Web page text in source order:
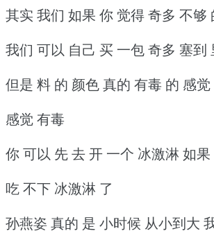
其实 我们 如果 你 觉得 奇多 不够
我们 可以 自己 买 一包 奇多 塞到
但是 料 的 颜色 真的 有毒 的 感
感觉 有毒
你 可以 先 去 开 一个 冰激淋 如
吃 不下 冰激淋 了
孙燕姿 真的 是 小时候 从小到大